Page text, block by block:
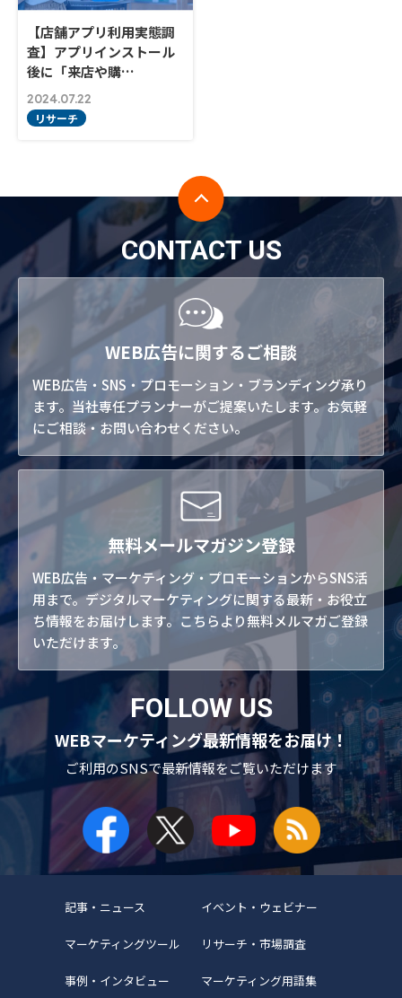
【店舗アプリ利用実態調
査】アプリインストール
後に「来店や購…
2024.07.22
リサーチ
CONTACT US
WEB広告に関するご相談
WEB広告・SNS・プロモーション・ブランディング承り
ます。当社専任プランナーがご提案いたします。お気軽
にご相談・お問い合わせください。
無料メールマガジン登録
WEB広告・マーケティング・プロモーションからSNS活
用まで。デジタルマーケティングに関する最新・お役立
ち情報をお届けします。こちらより無料メルマガご登録
いただけます。
FOLLOW US
WEBマーケティング最新情報をお届け！
ご利用のSNSで最新情報をご覧いただけます
記事・ニュース イベント・ウェビナー
マーケティングツール リサーチ・市場調査
事例・インタビュー マーケティング用語集